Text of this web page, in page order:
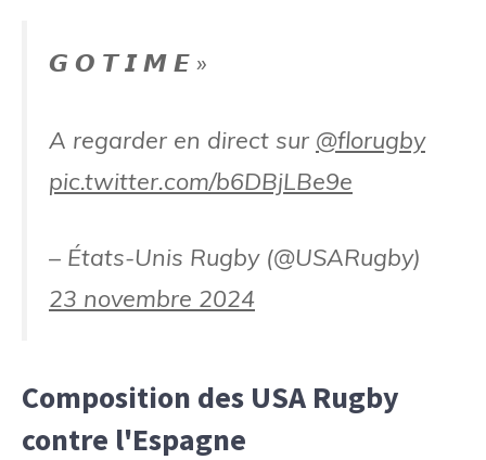
𝙂 𝙊 𝙏 𝙄 𝙈 𝙀 »
A regarder en direct sur @florugby
pic.twitter.com/b6DBjLBe9e
– États-Unis Rugby (@USARugby)
23 novembre 2024
Composition des USA Rugby
contre l'Espagne